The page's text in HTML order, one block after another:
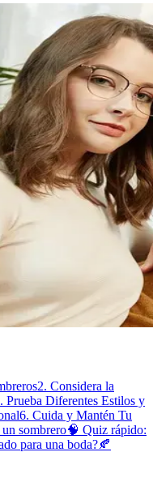
2. Considera la
Prueba Diferentes Estilos y
6. Cuida y Mantén Tu
sombrero🧠 Quiz rápido:
para una boda?🍂